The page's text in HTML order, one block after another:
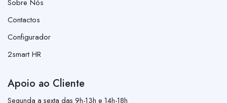
Sobre Nós
Contactos
Configurador
2smart HR
Apoio ao Cliente
Segunda a sexta das 9h-13h e 14h-18h